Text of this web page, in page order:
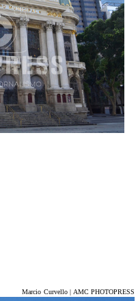
Marcio Curvello | AMC PHOTOPRESS